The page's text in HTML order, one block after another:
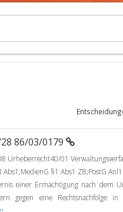
86/03/0179
Urheberrecht40/01
Abs1;MedienG §1 Abs1 Z8;PostG
einer Ermächtigung nach dem
gegen eine Rechtsnachfolge in